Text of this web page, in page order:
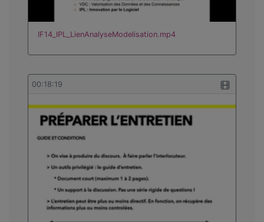
IF14_IPL_LienAnalyseModelisation.mp4
00:18:19